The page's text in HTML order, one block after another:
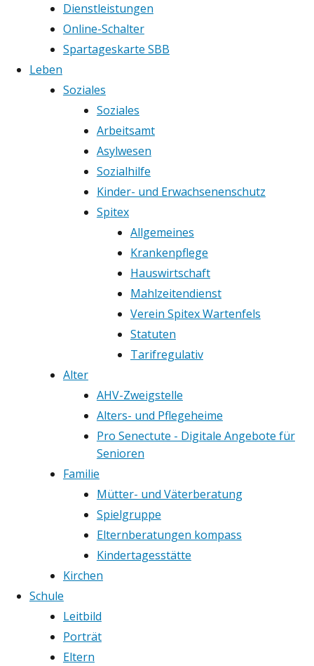
Dienstleistungen
Online-Schalter
Spartageskarte SBB
Leben
Soziales
Soziales
Arbeitsamt
Asylwesen
Sozialhilfe
Kinder- und Erwachsenenschutz
Spitex
Allgemeines
Krankenpflege
Hauswirtschaft
Mahlzeitendienst
Verein Spitex Wartenfels
Statuten
Tarifregulativ
Alter
AHV-Zweigstelle
Alters- und Pflegeheime
Pro Senectute - Digitale Angebote für
Senioren
Familie
Mütter- und Väterberatung
Spielgruppe
Elternberatungen kompass
Kindertagesstätte
Kirchen
Schule
Leitbild
Porträt
Eltern